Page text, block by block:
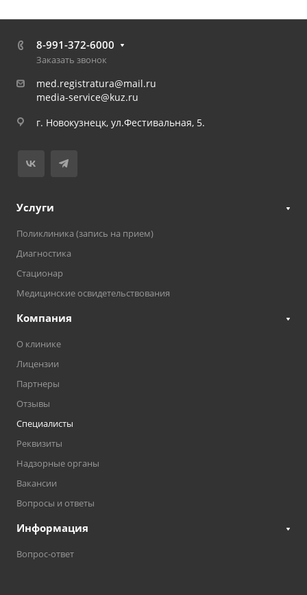
8-991-372-6000
Заказать звонок
med.registratura@mail.ru
media-service@kuz.ru
г. Новокузнецк, ул.Фестивальная, 5.
Услуги
Поликлиника (запись на прием)
Диагностика
Стационар
Медицинские освидетельствования
Компания
О клинике
Лицензии
Партнеры
Отзывы
Специалисты
Реквизиты
Надзорные органы
Вакансии
Вопросы и ответы
Информация
Вопрос-ответ